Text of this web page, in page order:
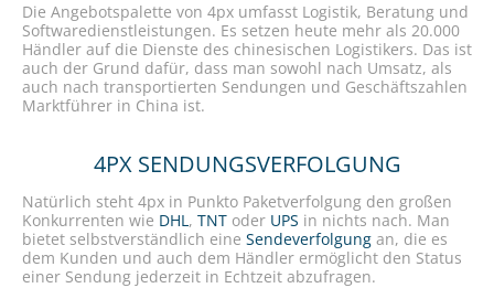
Die Angebotspalette von 4px umfasst Logistik, Beratung und
Softwaredienstleistungen. Es setzen heute mehr als 20.000
Händler auf die Dienste des chinesischen Logistikers. Das ist
auch der Grund dafür, dass man sowohl nach Umsatz, als
auch nach transportierten Sendungen und Geschäftszahlen
Marktführer in China ist.
4PX SENDUNGSVERFOLGUNG
Natürlich steht 4px in Punkto Paketverfolgung den großen
Konkurrenten wie DHL, TNT oder UPS in nichts nach. Man
bietet selbstverständlich eine Sendeverfolgung an, die es
dem Kunden und auch dem Händler ermöglicht den Status
einer Sendung jederzeit in Echtzeit abzufragen.